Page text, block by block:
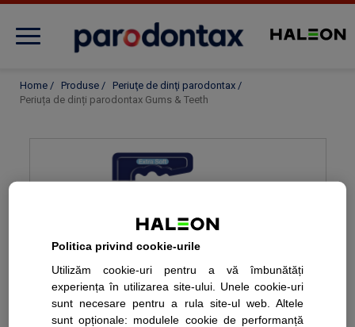
Evaluează sănătatea gingiilor
Produse
Îngrijirea gingiilor
Noutăți
Home / Produse / Periuţe de dinţi parodontax /
Periuța de dinți parodontax Gums & Teeth
Politica privind cookie-urile
Utilizăm cookie-uri pentru a vă îmbunătăți
experiența în utilizarea site-ului. Unele cookie-uri
sunt necesare pentru a rula site-ul web. Altele
sunt opționale: modulele cookie de performanță